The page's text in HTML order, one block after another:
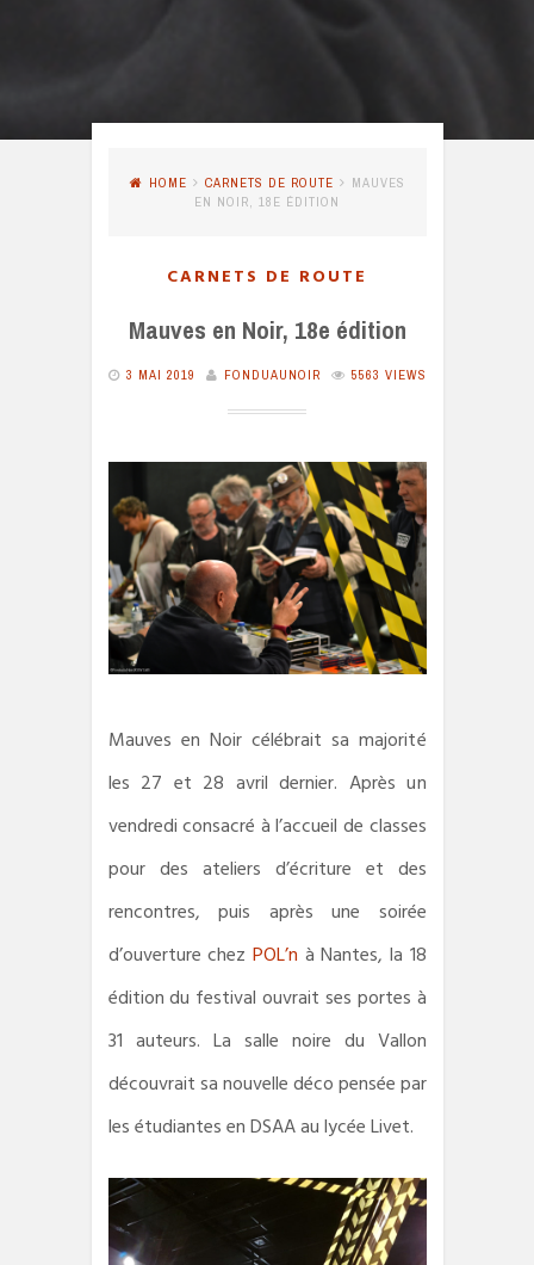
HOME CARNETS DE ROUTE
MAUVES
EN NOIR, 18E ÉDITION
CARNETS DE ROUTE
Mauves en Noir, 18e édition
3 MAI 2019 FONDUAUNOIR 5563 VIEWS
Mauves en Noir célébrait sa majorité
les 27 et 28 avril dernier. Après un
vendredi consacré à l’accueil de classes
pour des ateliers d’écriture et des
rencontres, puis après une soirée
d’ouverture chez POL’n à Nantes, la 18
édition du festival ouvrait ses portes à
31 auteurs. La salle noire du Vallon
découvrait sa nouvelle déco pensée par
les étudiantes en DSAA au lycée Livet.